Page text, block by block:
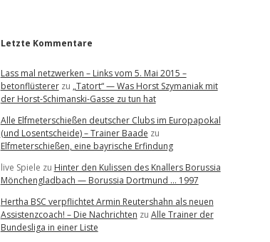
Letzte Kommentare
Lass mal netzwerken – Links vom 5. Mai 2015 –
betonflüstererzu „Tatort“ — Was Horst Szymaniak mit
der Horst-Schimanski-Gasse zu tun hat
Alle Elfmeterschießen deutscher Clubs im Europapokal
(und Losentscheide) – Trainer Baade zu
Elfmeterschießen, eine bayrische Erfindung
live Spiele zu Hinter den Kulissen des Knallers Borussia
Mönchengladbach — Borussia Dortmund … 1997
Hertha BSC verpflichtet Armin Reutershahn als neuen
Assistenzcoach! – Die Nachrichten zu Alle Trainer der
Bundesliga in einer Liste